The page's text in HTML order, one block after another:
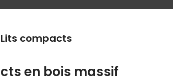
Lits compacts
en bois massif